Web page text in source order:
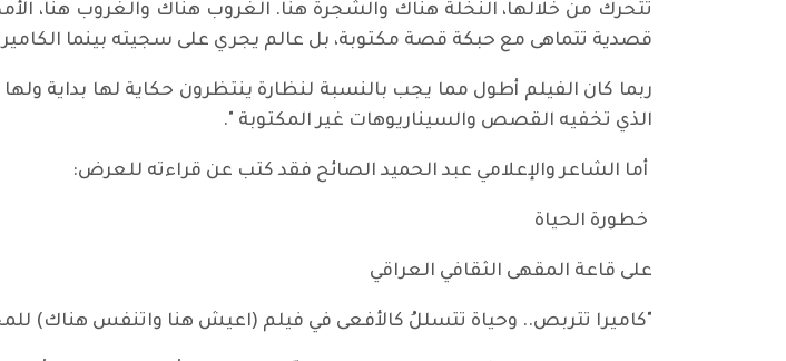
تتحرك من خلالها، النخلة هناك والشجرة هنا. الغروب هناك والغروب هنا،
قصدية تتماهى مع حبكة قصة مكتوبة، بل عالم يجري على سجيته بينما
ربما كان الفيلم أطول مما يجب بالنسبة لنظارة ينتظرون حكاية لها بداية
الذي تخفيه القصص والسيناريوهات غير المكتوبة ".
أما الشاعر والإعلامي عبد الحميد الصائح فقد كتب عن قراءته للعرض:
خطورة الحياة
على قاعة المقهى الثقافي العراقي
"كاميرا تتربص.. وحياة تتسللُ كالأفعى في فيلم (اعيش هنا واتنفس هناك)